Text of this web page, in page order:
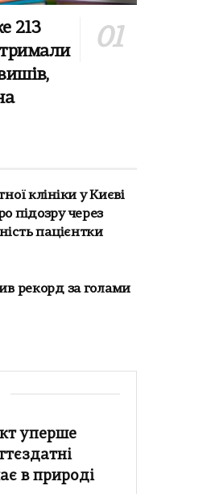
213
клініки у Києві
підозру через
пацієнтки
рекорд за голами
уперше
в природі